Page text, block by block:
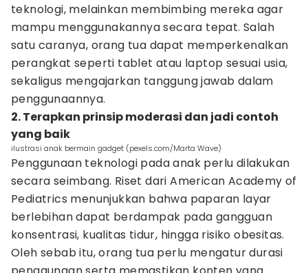
teknologi, melainkan membimbing mereka agar
mampu menggunakannya secara tepat. Salah
satu caranya, orang tua dapat memperkenalkan
perangkat seperti tablet atau laptop sesuai usia,
sekaligus mengajarkan tanggung jawab dalam
penggunaannya.
2. Terapkan prinsip moderasi dan jadi contoh
yang baik
ilustrasi anak bermain gadget (pexels.com/Marta Wave)
Penggunaan teknologi pada anak perlu dilakukan
secara seimbang. Riset dari American Academy of
Pediatrics menunjukkan bahwa paparan layar
berlebihan dapat berdampak pada gangguan
konsentrasi, kualitas tidur, hingga risiko obesitas.
Oleh sebab itu, orang tua perlu mengatur durasi